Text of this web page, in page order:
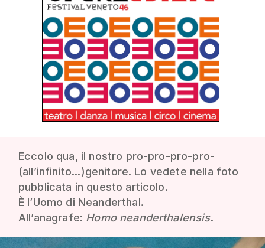
Eccolo qua, il nostro pro-pro-pro-pro-
(all’infinito...)genitore. Lo vedete nella foto
pubblicata in questo articolo.
È l’Uomo di Neanderthal.
All’anagrafe: Homo neanderthalensis.